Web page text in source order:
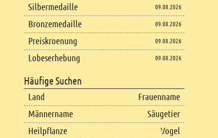
Silbermedaille 09.08.2026
Bronzemedaille 09.08.2026
Preiskroenung 09.08.2026
Lobeserhebung 09.08.2026
Häufige Suchen
Land
Frauenname
Männername
Säugetier
Heilpflanze
Vogel